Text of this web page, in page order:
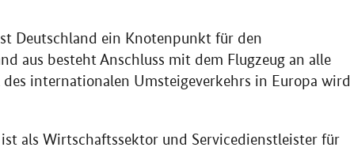
Deutschland ein Knotenpunkt für den
aus besteht Anschluss mit dem Flugzeug an alle
internationalen Umsteigeverkehrs in Europa wird
als Wirtschaftssektor und Servicedienstleister für